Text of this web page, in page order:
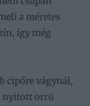
a méretes
így még
cipőre vágynál,
nyitott orrú